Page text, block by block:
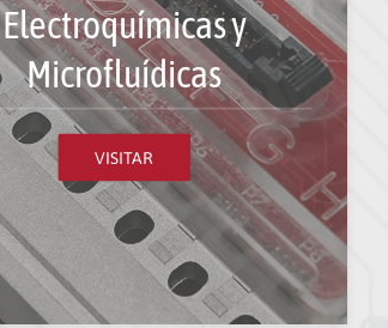
Electroquímicas y
Microfluídicas
VISITAR